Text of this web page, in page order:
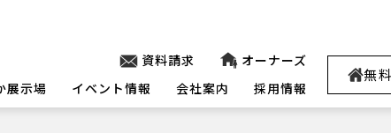
資料請求
オーナーズ
展示場 イベント情報 会社案内 採用情報
無